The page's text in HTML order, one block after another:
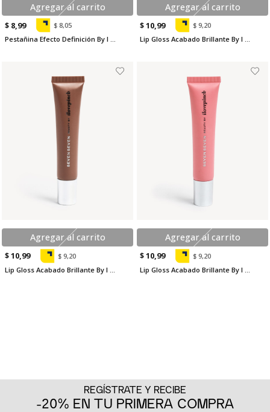
Agregar al carrito
$ 8,99
$ 8,05
Pestañina Efecto Definición By I Love Pinch
Agregar al carrito
$ 10,99
$ 9,20
Lip Gloss Acabado Brillante By I Love Pinch
Agregar al carrito
$ 10,99
$ 9,20
Lip Gloss Acabado Brillante By I Love Pinch
Agregar al carrito
$ 10,99
$ 9,20
Lip Gloss Acabado Brillante By I Love Pinch
REGÍSTRATE Y RECIBE
-20% EN TU PRIMERA COMPRA